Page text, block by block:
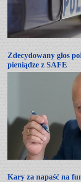
Zdecydowany głos
pieniądze z SAFE
Kary za napaść na